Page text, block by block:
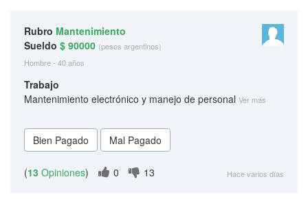
Rubro Mantenimiento
Sueldo $ 90000 (pesos argentinos)
Hombre - 40 años
Trabajo
Mantenimiento electrónico y manejo de personal Ver más
(13 Opiniones) 0 13 Hace varios días